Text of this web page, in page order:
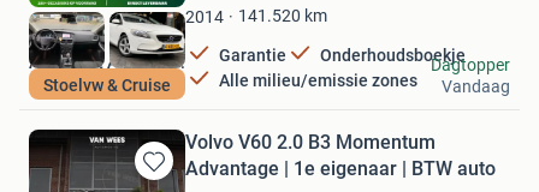
Favorieten
Stoelvw & Cruise
2014 141.520 km
Garantie
Onderhoudsboekje
Alle milieu/emissie zones
Adequaat Auto's B.V.
Ter Aar
Dagtopper
Vandaag
Bewaren
Volvo V60 2.0 B3 Momentum
Advantage | 1e eigenaar | BTW auto